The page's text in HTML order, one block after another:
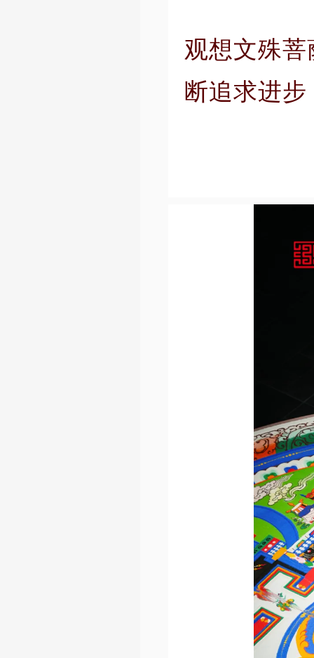
观想文殊
断追求进